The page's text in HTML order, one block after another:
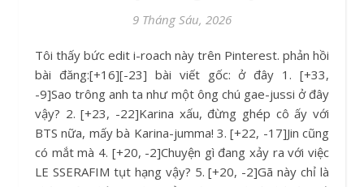
9 Tháng Sáu, 2026
Tôi thấy bức edit i-roach này trên Pinterest. phản hồi
bài đăng:[+16][-23] bài viết gốc: ở đây 1. [+33,
-9]Sao trông anh ta như một ông chú gae-jussi ở đây
vậy? 2. [+23, -22]Karina xấu, đừng ghép cô ấy với
BTS nữa, mấy bà Karina-jumma! 3. [+22, -17]Jin cũng
có mắt mà 4. [+20, -2]Chuyện gì đang xảy ra với việc
LE SSERAFIM tụt hạng vậy? 5. [+20, -2]Gã này chỉ là